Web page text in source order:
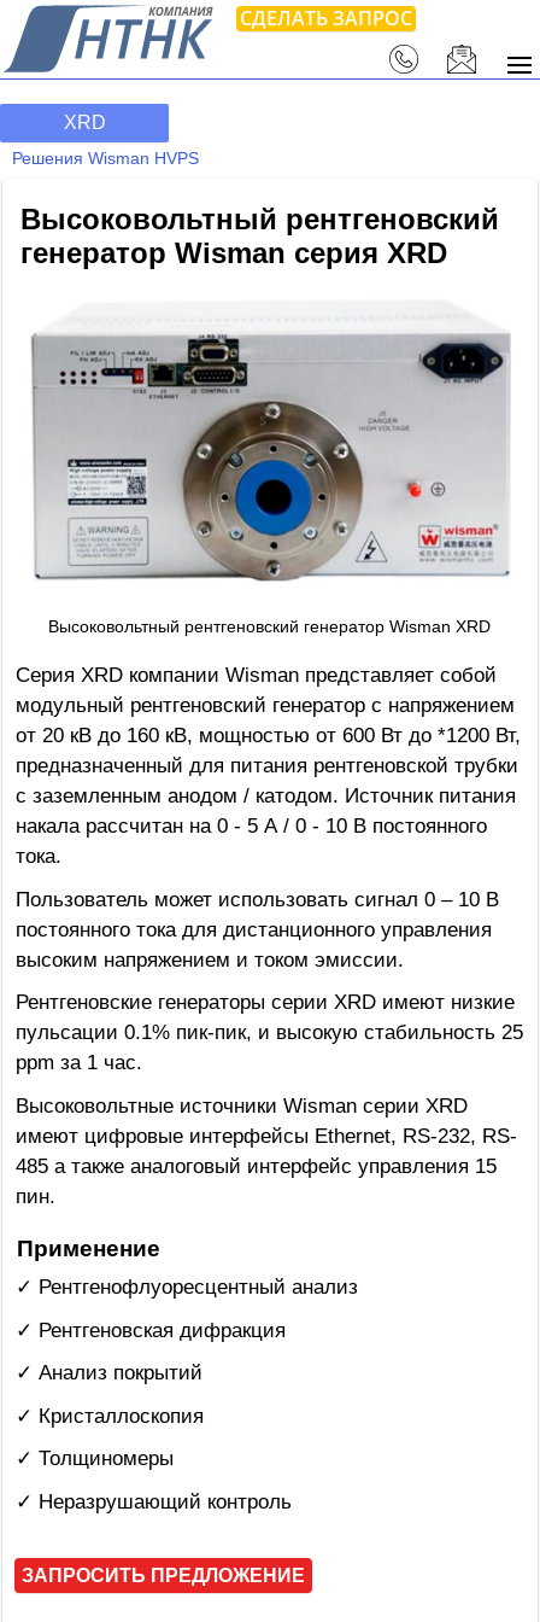
СДЕЛАТЬ ЗАПРОС
XRD
Решения Wisman HVPS
Высоковольтный рентгеновский
генератор Wisman серия XRD
Высоковольтный рентгеновский генератор Wisman XRD
Серия XRD компании Wisman представляет собой
модульный рентгеновский генератор с напряжением
от 20 кВ до 160 кВ, мощностью от 600 Вт до *1200 Вт,
предназначенный для питания рентгеновской трубки
с заземленным анодом / катодом. Источник питания
накала рассчитан на 0 - 5 А / 0 - 10 В постоянного
тока.
Пользователь может использовать сигнал 0 – 10 В
постоянного тока для дистанционного управления
высоким напряжением и током эмиссии.
Рентгеновские генераторы серии XRD имеют низкие
пульсации 0.1% пик-пик, и высокую стабильность 25
ppm за 1 час.
Высоковольтные источники Wisman серии XRD
имеют цифровые интерфейсы Ethernet, RS-232, RS-
485 а также аналоговый интерфейс управления 15
пин.
Применение
✓ Рентгенофлуоресцентный анализ
✓ Рентгеновская дифракция
✓ Анализ покрытий
✓ Кристаллоскопия
✓ Толщиномеры
✓ Неразрушающий контроль
ЗАПРОСИТЬ ПРЕДЛОЖЕНИЕ